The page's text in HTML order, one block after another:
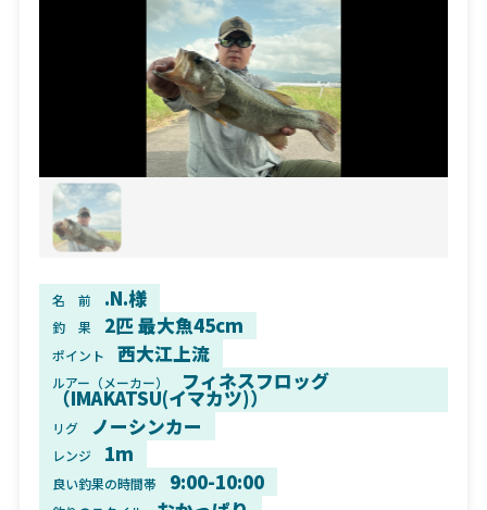
名 前 .N.様
釣 果 2匹 最大魚45cm
ポイント 西大江上流
ルアー（メーカー） フィネスフロッグ
（IMAKATSU(イマカツ)）
リグ ノーシンカー
レンジ 1m
良い釣果の時間帯 9:00-10:00